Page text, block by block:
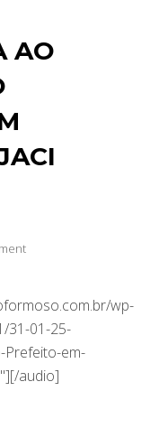
AO
wp-
31-01-25-
Prefeito-em-
audio]